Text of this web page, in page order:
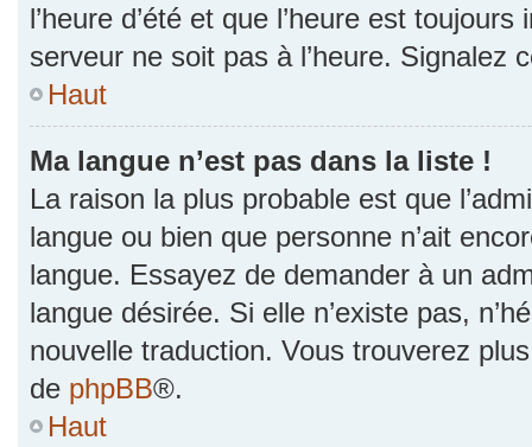
l’heure d’été et que l’heure est
serveur ne soit pas à l’heure. Signalez
Haut
Ma langue n’est pas dans la liste !
La raison la plus probable est que
langue ou bien que personne n’ait
langue. Essayez de demander à un
langue désirée. Si elle n’existe pas,
nouvelle traduction. Vous trouverez
de phpBB®.
Haut